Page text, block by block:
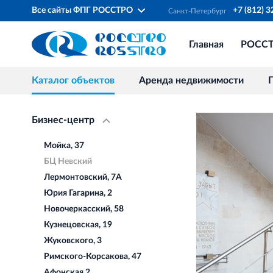
Все сайты ФПГ РОССТРО Санкт‐Петербург +7 (812)
Главная
Каталог объектов Аренда недвижимости
Бизнес-центр
Мойка, 37
БЦ Невский
Лермонтовский, 7А
Юрия Гагарина, 2
Новочеркасский, 58
Кузнецовская, 19
Жуковского, 3
Римского-Корсакова, 47